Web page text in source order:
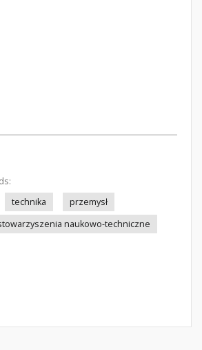
technika
przemysł
naukowo-techniczne